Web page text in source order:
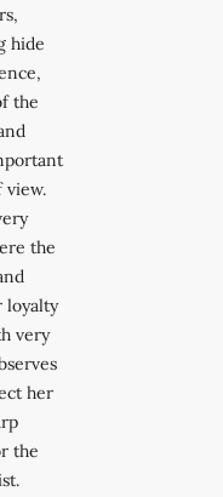
hide
the
view.
the
loyalty
very
her
the